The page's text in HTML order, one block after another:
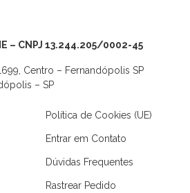
– CNPJ 13.244.205/0002-45
Centro – Fernandópolis SP
– SP
Política de Cookies (UE)
Entrar em Contato
Dúvidas Frequentes
Rastrear Pedido